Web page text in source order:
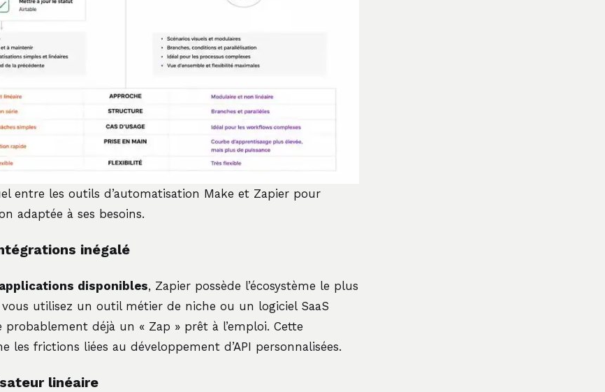
entre les outils d’automatisation Make et Zapier pour
adaptée à ses besoins.
inégalé
disponibles, Zapier possède l’écosystème le plus
utilisez un outil métier de niche ou un logiciel SaaS
probablement déjà un « Zap » prêt à l’emploi. Cette
les frictions liées au développement d’API personnalisées.
linéaire